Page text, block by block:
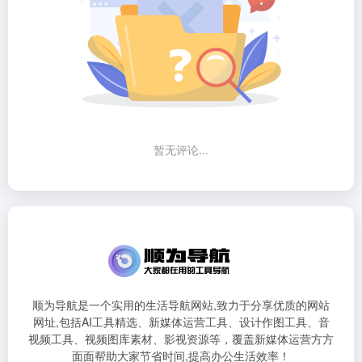
暂无评论...
顺为导航是一个实用的生活导航网站,致力于分享优质的网站
网址,包括AI工具精选、新媒体运营工具、设计作图工具、音
视频工具、视频图库素材、影视资源等，覆盖新媒体运营方方
面面帮助大家节省时间,提高办公生活效率！